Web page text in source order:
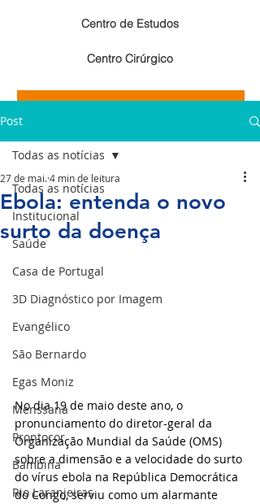
Centro Cirúrgico
Centro de Estudos
Resultados de exames laboratoriais
Post
Todas as notícias
Institucional
Saúde
Casa de Portugal
3D Diagnóstico por Imagem
Evangélico
São Bernardo
Egas Moniz
Menssana
Prontocor
Bambina
Rio Laranjeiras
Todas as notícias
Ebola: entenda o novo
surto da doença
27 de mai.4 min de leitura
No dia 19 de maio deste ano, o
pronunciamento do diretor-geral da
Organização Mundial da Saúde (OMS)
sobre a dimensão e a velocidade do surto
do vírus ebola na República Democrática
do Congo, serviu como um alarmante